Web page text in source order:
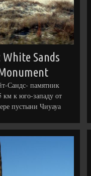
White Sands
Сандс- памятник
к юго-западу от
пустыни Чиуауа